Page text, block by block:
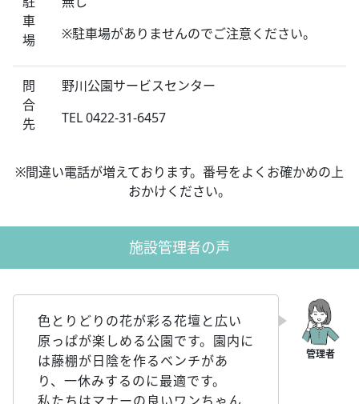
車
場
※駐車場がありませんのでご注意ください。
問
合
先
野川公園サービスセンター
TEL 0422-31-6457
※間違い電話が増えております。番号をよくお確かめの上
おかけください。
施設管理者の声
色とりどりの花が彩る花壇と広い
原っぱが楽しめる公園です。園内に
は藤棚が日陰を作るベンチがあ
り、一休みするのに最適です。